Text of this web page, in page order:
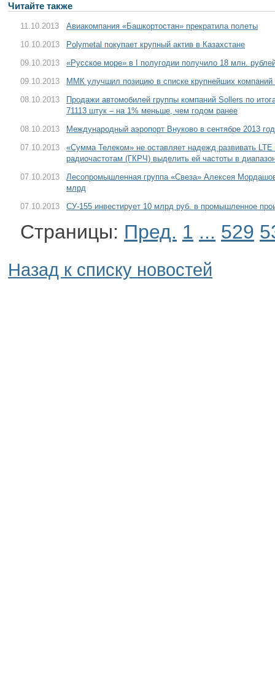
Читайте также
11.10.2013
Авиакомпания «Башкортостан» прекратила полеты
10.10.2013
Polymetal покупает крупный актив в Казахстане
09.10.2013
«Русское море» в I полугодии получило 18 млн.
09.10.2013
ММК улучшил позицию в списке крупнейших компаний
08.10.2013
Продажи автомобилей группы компаний Sollers по
71113 штук – на 1% меньше, чем годом ранее
08.10.2013
Международный аэропорт Внуково в сентябре 2013
07.10.2013
«Сумма Телеком» не оставляет надежд развивать
радиочастотам (ГКРЧ) выделить ей частоты в
07.10.2013
Лесопромышленная группа «Свеза» Алексея
млрд
07.10.2013
СУ-155 инвестирует 10 млрд руб. в промышленное
Страницы: Пред. 1 ... 529
Назад к списку новостей